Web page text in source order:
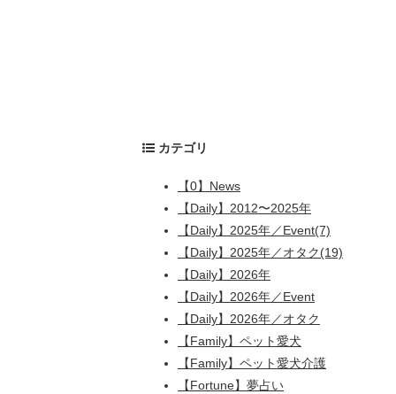
カテゴリ
【0】News
【Daily】2012〜2025年
【Daily】2025年／Event(7)
【Daily】2025年／オタク(19)
【Daily】2026年
【Daily】2026年／Event
【Daily】2026年／オタク
【Family】ペット愛犬
【Family】ペット愛犬介護
【Fortune】夢占い